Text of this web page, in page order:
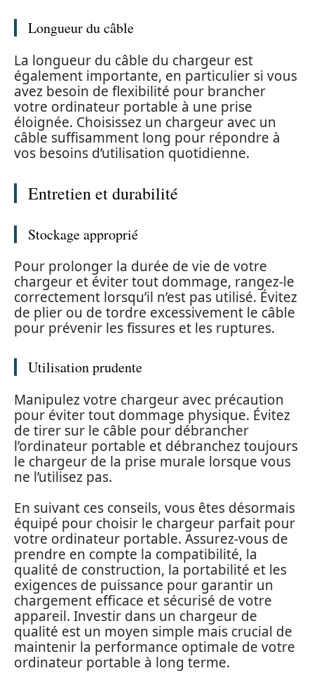
Longueur du câble
La longueur du câble du chargeur est
également importante, en particulier si vous
avez besoin de flexibilité pour brancher
votre ordinateur portable à une prise
éloignée. Choisissez un chargeur avec un
câble suffisamment long pour répondre à
vos besoins d’utilisation quotidienne.
Entretien et durabilité
Stockage approprié
Pour prolonger la durée de vie de votre
chargeur et éviter tout dommage, rangez-le
correctement lorsqu’il n’est pas utilisé. Évitez
de plier ou de tordre excessivement le câble
pour prévenir les fissures et les ruptures.
Utilisation prudente
Manipulez votre chargeur avec précaution
pour éviter tout dommage physique. Évitez
de tirer sur le câble pour débrancher
l’ordinateur portable et débranchez toujours
le chargeur de la prise murale lorsque vous
ne l’utilisez pas.
En suivant ces conseils, vous êtes désormais
équipé pour choisir le chargeur parfait pour
votre ordinateur portable. Assurez-vous de
prendre en compte la compatibilité, la
qualité de construction, la portabilité et les
exigences de puissance pour garantir un
chargement efficace et sécurisé de votre
appareil. Investir dans un chargeur de
qualité est un moyen simple mais crucial de
maintenir la performance optimale de votre
ordinateur portable à long terme.